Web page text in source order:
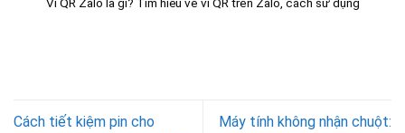
Ví QR Zalo là gì? Tìm hiểu về ví QR trên Zalo, cách sử dụng
Cách tiết kiệm pin cho
Máy tính không nhận chuột: